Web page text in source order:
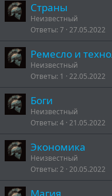
Страны
Неизвестный
Ответы 7 27.05.2022
Ремесло и
Неизвестный
Ответы 1 22.05.2022
Боги
Неизвестный
Ответы 4 21.05.2022
Экономика
Неизвестный
Ответы 2 20.05.2022